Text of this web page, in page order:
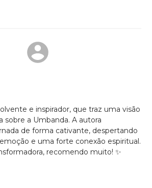
e inspirador, que traz uma visão
sobre a Umbanda. A autora
de forma cativante, despertando
e uma forte conexão espiritual.
recomendo muito! ✨